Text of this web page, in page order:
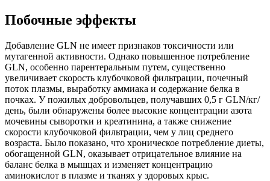
Побочные эффекты
Добавление GLN не имеет признаков токсичности или
мутагенной активности. Однако повышенное потребление
GLN, особенно парентеральным путем, существенно
увеличивает скорость клубочковой фильтрации, почечный
поток плазмы, выработку аммиака и содержание белка в
почках. У пожилых добровольцев, получавших 0,5 г GLN/кг/
день, были обнаружены более высокие концентрации азота
мочевины сыворотки и креатинина, а также снижение
скорости клубочковой фильтрации, чем у лиц среднего
возраста. Было показано, что хроническое потребление диеты,
обогащенной GLN, оказывает отрицательное влияние на
баланс белка в мышцах и изменяет концентрацию
аминокислот в плазме и тканях у здоровых крыс.